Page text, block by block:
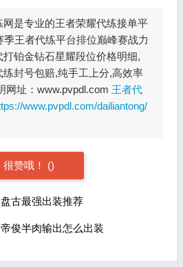
网是专业的王者荣耀代练接单平
季王者代练平台排位巅峰赛战力
铂金钻石星耀段位价格明细,
封号包赔,纯手工上分,高效率
网址：www.pvpdl.com 王者代
www.pvpdl.com/dailiantong/
很赞哦！ ()
古最强出装推荐
俊半肉输出怎么出装